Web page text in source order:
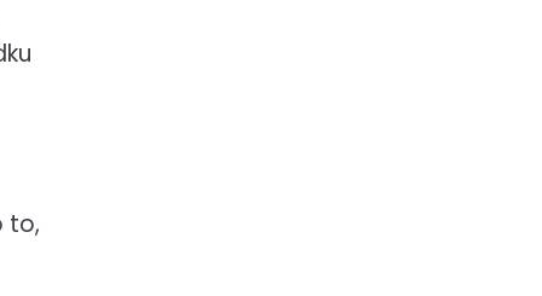
to,